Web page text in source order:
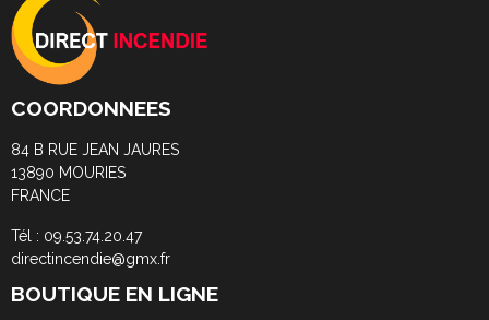
COORDONNEES
84 B RUE JEAN JAURES
13890 MOURIES
FRANCE
Tél : 09.53.74.20.47
directincendie@gmx.fr
BOUTIQUE EN LIGNE